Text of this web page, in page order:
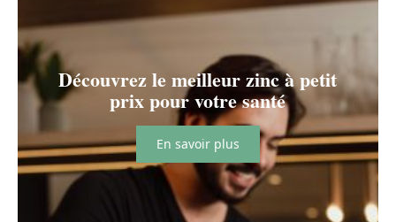
Découvrez le meilleur zinc à petit
prix pour votre santé
En savoir plus